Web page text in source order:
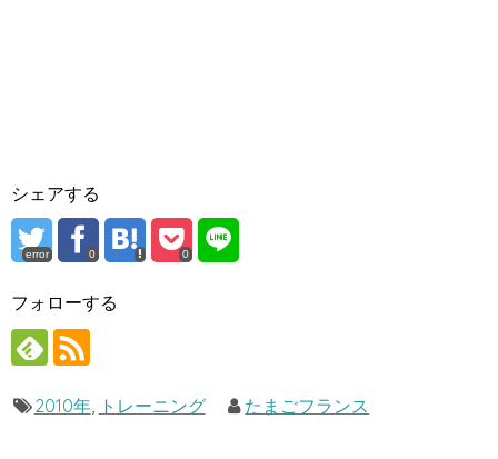
シェアする
error 0 0
フォローする
2010年, トレーニング たまごフランス